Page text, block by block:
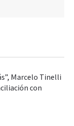
Marcelo Tinelli
con